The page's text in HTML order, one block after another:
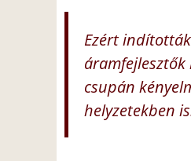
Ezért
áramfejlesztők
csupán
helyzetekben